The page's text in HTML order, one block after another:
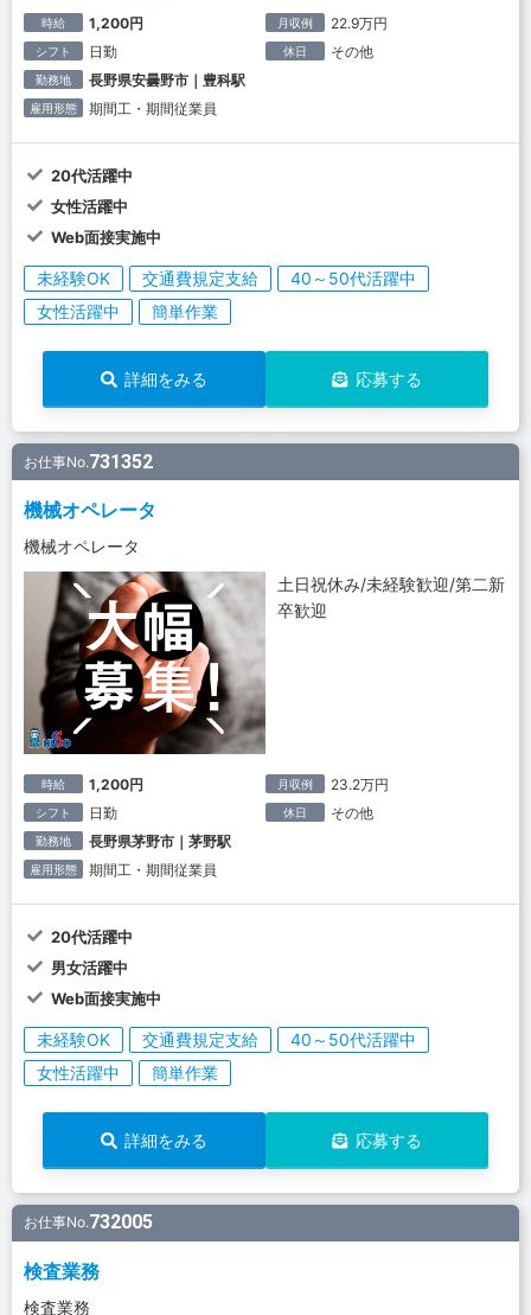
時給 1,200円 月収例 22.9万円
シフト 日勤 休日 その他
勤務地 長野県安曇野市｜豊科駅
雇用形態 期間工・期間従業員
20代活躍中
女性活躍中
Web面接実施中
未経験OK 交通費規定支給
40～50代活躍中
女性活躍中
簡単作業
詳細をみる 応募する
お仕事No.731352
機械オペレータ
機械オペレータ
土日祝休み/未経験歓迎/第二新
卒歓迎
時給 1,200円 月収例 23.2万円
シフト 日勤 休日 その他
勤務地 長野県茅野市｜茅野駅
雇用形態 期間工・期間従業員
20代活躍中
男女活躍中
Web面接実施中
未経験OK 交通費規定支給
40～50代活躍中
女性活躍中
簡単作業
詳細をみる 応募する
お仕事No.732005
検査業務
検査業務